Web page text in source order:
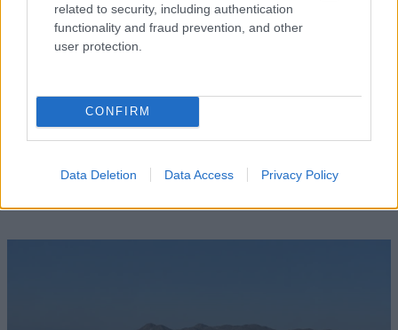
related to security, including authentication
functionality and fraud prevention, and other
user protection.
CONFIRM
Data Deletion Data Access Privacy Policy
LIFESTYLE09·08·2026 10:52
Τζέικ Μέντγουελ στην Ιταλία – Island hopping